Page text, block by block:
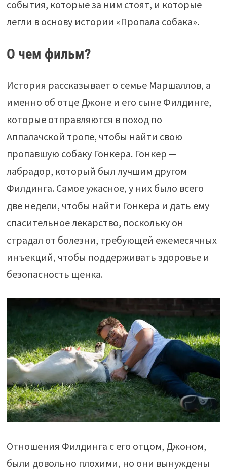
события, которые за ним стоят, и которые
легли в основу истории «Пропала собака».
О чем фильм?
История рассказывает о семье Маршаллов, а
именно об отце Джоне и его сыне Филдинге,
которые отправляются в поход по
Аппалачской тропе, чтобы найти свою
пропавшую собаку Гонкера. Гонкер —
лабрадор, который был лучшим другом
Филдинга. Самое ужасное, у них было всего
две недели, чтобы найти Гонкера и дать ему
спасительное лекарство, поскольку он
страдал от болезни, требующей ежемесячных
инъекций, чтобы поддерживать здоровье и
безопасность щенка.
Отношения Филдинга с его отцом, Джоном,
были довольно плохими, но они вынуждены